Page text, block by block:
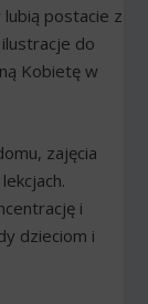
postacie z
do
Kobietę w
zajęcia
i
dzieciom i